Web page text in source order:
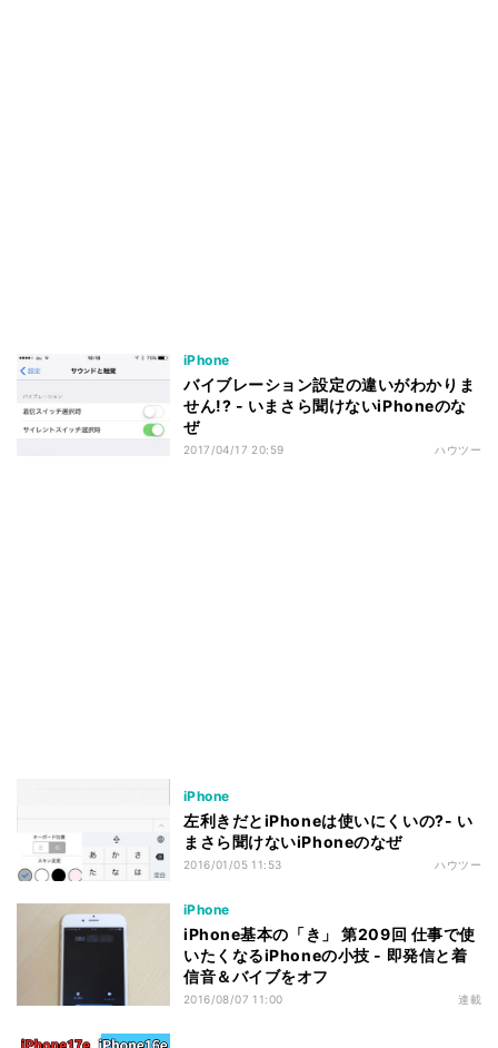
iPhone
バイブレーション設定の違いがわかりま
せん!? - いまさら聞けないiPhoneのな
ぜ
2017/04/17 20:59 ハウツー
iPhone
左利きだとiPhoneは使いにくいの?- い
まさら聞けないiPhoneのなぜ
2016/01/05 11:53 ハウツー
iPhone
iPhone基本の「き」 第209回 仕事で使
いたくなるiPhoneの小技 - 即発信と着
信音＆バイブをオフ
2016/08/07 11:00 連載